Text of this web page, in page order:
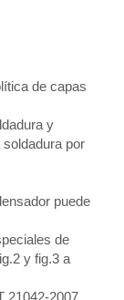
de capas
y
por
puede
de
y fig.3 a
21042-2007